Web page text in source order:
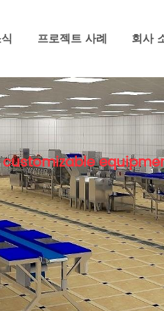
프로젝트 사례 회사